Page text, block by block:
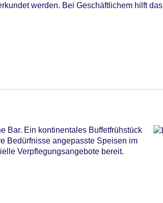
werden. Bei Geschäftlichem hilft das
Bar. Ein kontinentales Buffetfrühstück
Bedürfnisse angepasste Speisen im
Verpflegungsangebote bereit.